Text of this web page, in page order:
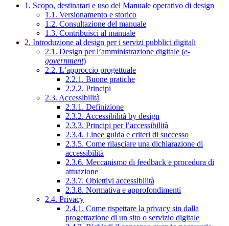
1. Scopo, destinatari e uso del Manuale operativo di design
1.1. Versionamento e storico
1.2. Consultazione del manuale
1.3. Contribuisci al manuale
2. Introduzione al design per i servizi pubblici digitali
2.1. Design per l’amministrazione digitale (e-
government)
2.2. L’approccio progettuale
2.2.1. Buone pratiche
2.2.2. Principi
2.3. Accessibilità
2.3.1. Definizione
2.3.2. Accessibilità by design
2.3.3. Principi per l’accessibilità
2.3.4. Linee guida e criteri di successo
2.3.5. Come rilasciare una dichiarazione di
accessibilità
2.3.6. Meccanismo di feedback e procedura di
attuazione
2.3.7. Obiettivi accessibilità
2.3.8. Normativa e approfondimenti
2.4. Privacy
2.4.1. Come rispettare la privacy sin dalla
progettazione di un sito o servizio digitale